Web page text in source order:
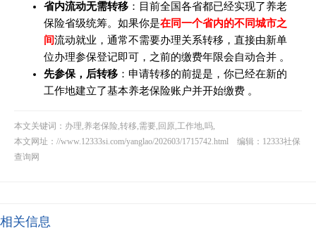
省内流动无需转移 ：目前全国各省都已经实现了养老
保险省级统筹。如果你是在同一个省内的不同城市之
间流动就业，通常不需要办理关系转移，直接由新单
位办理参保登记即可，之前的缴费年限会自动合并 。
先参保，后转移 ：申请转移的前提是，你已经在新的
工作地建立了基本养老保险账户并开始缴费 。
本文关键词：办理,养老保险,转移,需要,回原,工作地,吗,
本文网址： //www.12333si.com/yanglao/202603/1715742.html 编辑：12333社保
查询网
相关信息